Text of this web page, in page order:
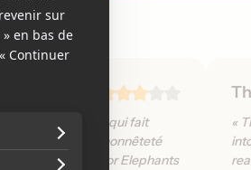
conventionnel qui fait
prévisibilité par l'honnêteté
Water for Elephants
«